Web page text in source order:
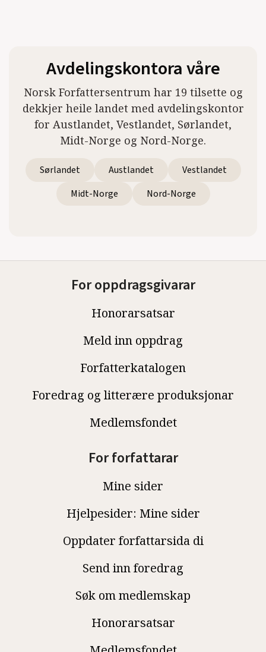
Avdelingskontora våre
Norsk Forfattersentrum har 19 tilsette og
dekkjer heile landet med avdelingskontor
for Austlandet, Vestlandet, Sørlandet,
Midt-Norge og Nord-Norge.
Sørlandet Austlandet
Vestlandet
Midt-Norge
Nord-Norge
For oppdragsgivarar
Honorarsatsar
Meld inn oppdrag
Forfatterkatalogen
Foredrag og litterære produksjonar
Medlemsfondet
For forfattarar
Mine sider
Hjelpesider: Mine sider
Oppdater forfattarsida di
Send inn foredrag
Søk om medlemskap
Honorarsatsar